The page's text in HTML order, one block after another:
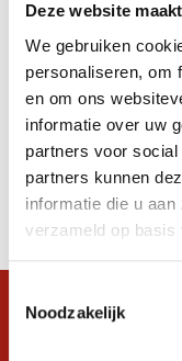
Deze website
We gebruiken
personaliseren, om
en om ons
informatie over uw
partners voor
partners kunnen
informatie die u
verzameld op basis
Noodzakelijk
Apply filters
Producten
Filter
Sorteren op
Snel antwoord